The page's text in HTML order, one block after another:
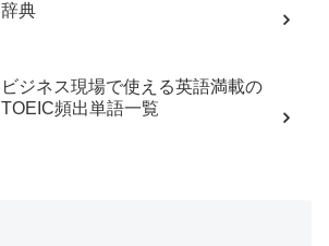
辞典
ビジネス現場で使える英語満載の
TOEIC頻出単語一覧